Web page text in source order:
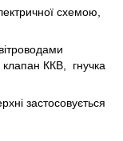
схемою,
клапан ККВ, гнучка
застосовується